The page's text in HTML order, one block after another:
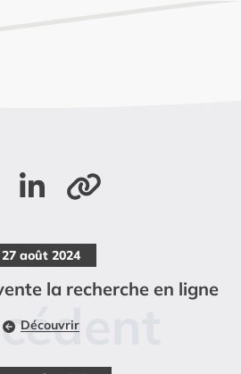
Partager sur Facebook
Partager sur LinkedIn
27 août 2024
la recherche en ligne
Découvrir